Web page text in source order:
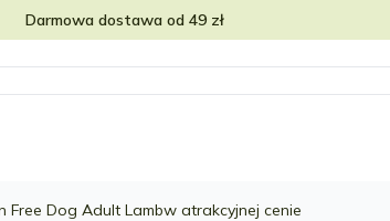
Darmowa dostawa od 49 zł
Free Dog Adult Lambw atrakcyjnej cenie